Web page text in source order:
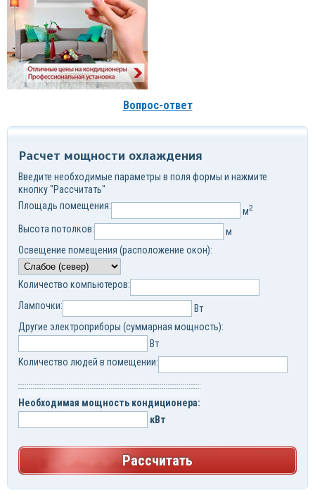
Вопрос-ответ
Расчет мощности охлаждения
Введите необходимые параметры в поля формы и нажмите
кнопку "Рассчитать"
Площадь помещения:
м2
Высота потолков:
м
Освещение помещения (расположение окон):
Количество компьютеров:
Лампочки:
Вт
Другие электроприборы (суммарная мощность):
Вт
Количество людей в помещении:
Необходимая мощность кондиционера:
кВт
Рассчитать